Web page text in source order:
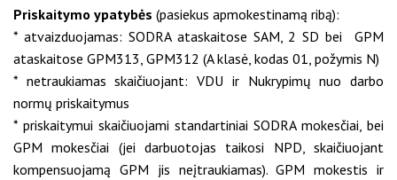
Priskaitymo ypatybės (pasiekus apmokestinamą ribą):
* atvaizduojamas: SODRA ataskaitose SAM, 2 SD bei GPM
ataskaitose GPM313, GPM312 (A klasė, kodas 01, požymis N)
* netraukiamas skaičiuojant: VDU ir Nukrypimų nuo darbo
normų priskaitymus
* priskaitymui skaičiuojami standartiniai SODRA mokesčiai, bei
GPM mokesčiai (jei darbuotojas taikosi NPD, skaičiuojant
kompensuojamą GPM jis neįtraukiamas). GPM mokestis ir